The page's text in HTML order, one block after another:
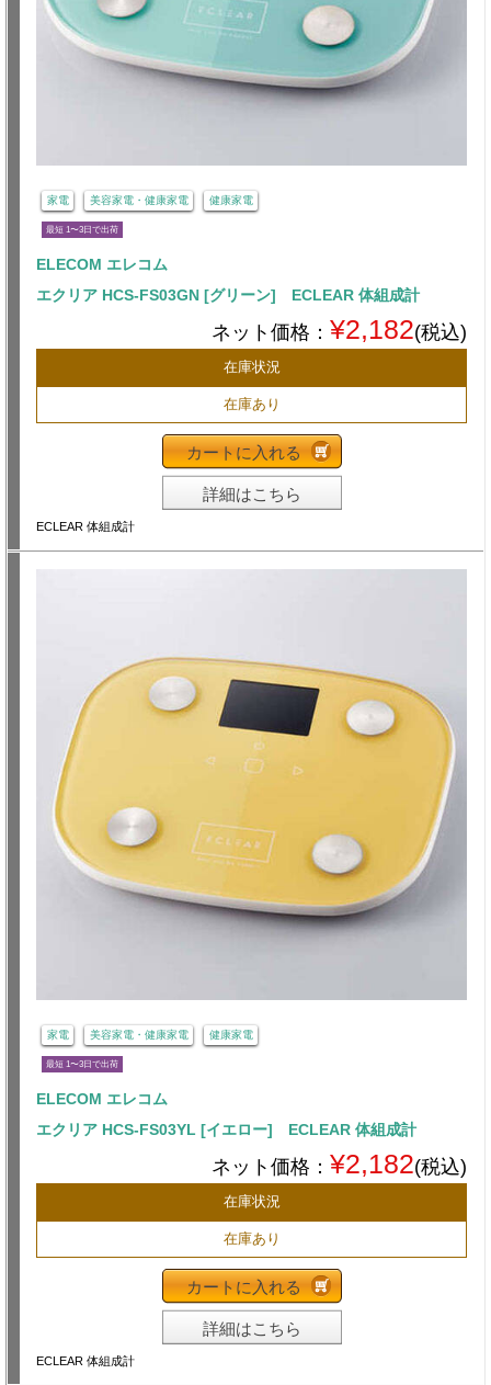
家電 美容家電・健康家電 健康家電
最短 1〜3日で出荷
ELECOM エレコム
エクリア HCS-FS03GN [グリーン] ECLEAR 体組成計
ネット価格： ¥2,182(税込)
在庫状況
在庫あり
カートに入れる
詳細はこちら
ECLEAR 体組成計
家電 美容家電・健康家電 健康家電
最短 1〜3日で出荷
ELECOM エレコム
エクリア HCS-FS03YL [イエロー] ECLEAR 体組成計
ネット価格： ¥2,182(税込)
在庫状況
在庫あり
カートに入れる
詳細はこちら
ECLEAR 体組成計